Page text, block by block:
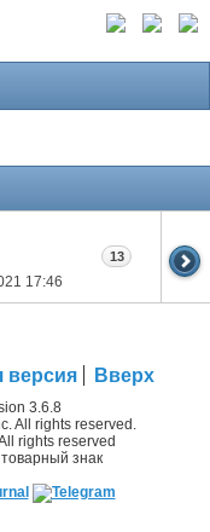
17:46
13
версия Вверх
3.6.8
All rights reserved.
rights reserved
знак